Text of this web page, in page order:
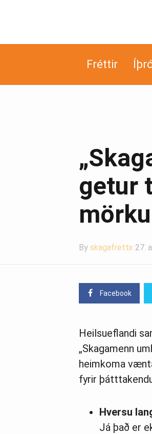
Fréttir
getur
By skagafrettir 27.
Facebook
Heilsueflandi
„Skagamenn
heimkoma
fyrir
Hversu
Já það er